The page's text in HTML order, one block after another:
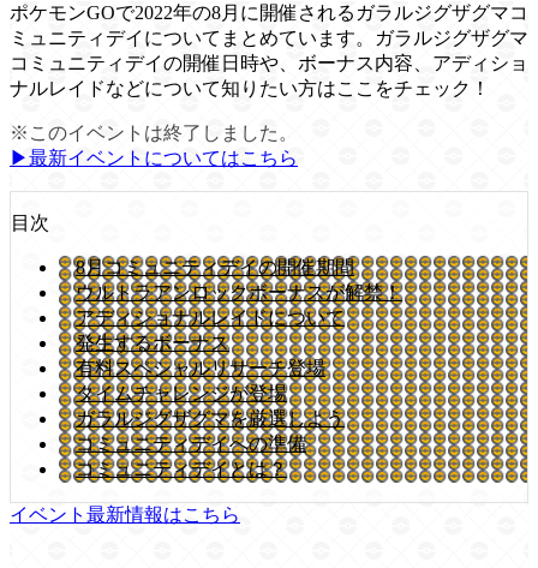
ポケモンGOで2022年の8月に開催されるガラルジグザグマコ
ミュニティデイについてまとめています。ガラルジグザグマ
コミュニティデイの開催日時や、ボーナス内容、アディショ
ナルレイドなどについて知りたい方はここをチェック！
※このイベントは終了しました。
▶︎最新イベントについてはこちら
目次
8月コミュニティデイの開催期間
ウルトラアンロックボーナスが解禁！
アディショナルレイドについて
発生するボーナス
有料スペシャルリサーチ登場
タイムチャレンジが登場
ガラルジグザグマを厳選しよう
コミュニティデイへの準備
コミュニティデイとは？
イベント最新情報はこちら